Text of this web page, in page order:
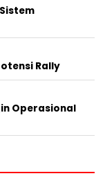
Rally
Operasional